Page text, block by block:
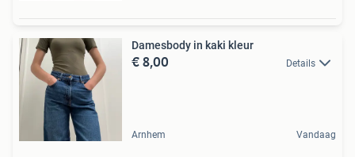
Damesbody in kaki kleur
€ 8,00 Details
Arnhem Vandaag